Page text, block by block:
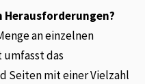
Herausforderungen?
an einzelnen
das
Seiten mit einer Vielzahl